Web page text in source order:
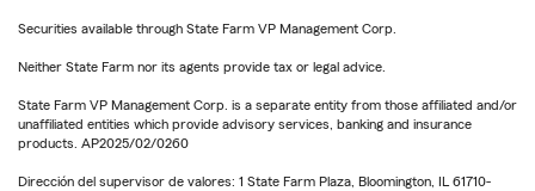
Securities available through State Farm VP Management Corp.
Neither State Farm nor its agents provide tax or legal advice.
State Farm VP Management Corp. is a separate entity from those affiliated and/or
unaffiliated entities which provide advisory services, banking and insurance
products. AP2025/02/0260
Dirección del supervisor de valores: 1 State Farm Plaza, Bloomington, IL 61710-